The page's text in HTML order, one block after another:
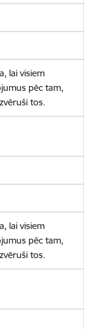
lai visiem
pēc tam,
tos.
lai visiem
pēc tam,
tos.